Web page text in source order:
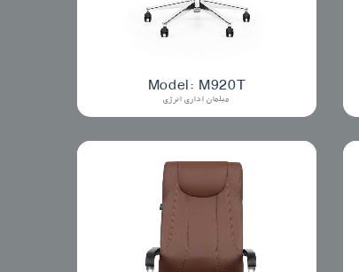
Model: M920T
مبلمان اداری انرژی